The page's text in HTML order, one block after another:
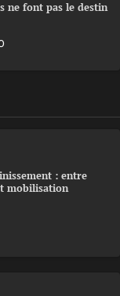
ne font pas le destin
: entre
mobilisation